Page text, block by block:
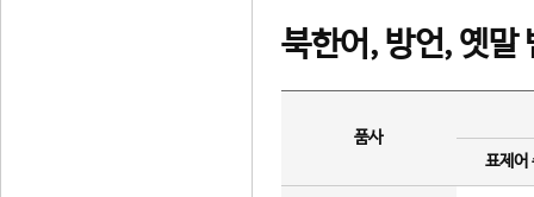
북한어, 방언, 옛말
품사
표제어